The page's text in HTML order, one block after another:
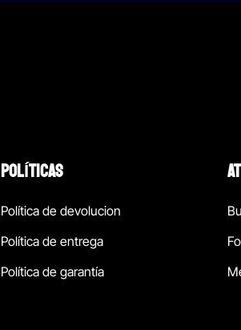
POLÍTICAS
Política de devolucion
Política de entrega
Política de garantía